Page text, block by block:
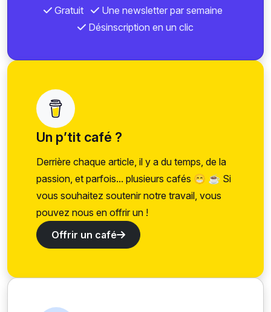
Gratuit
Une newsletter par semaine
Désinscription en un clic
Un p’tit café ?
Derrière chaque article, il y a du temps, de la
passion, et parfois... plusieurs cafés 😁 ☕ Si
vous souhaitez soutenir notre travail, vous
pouvez nous en offrir un !
Offrir un café